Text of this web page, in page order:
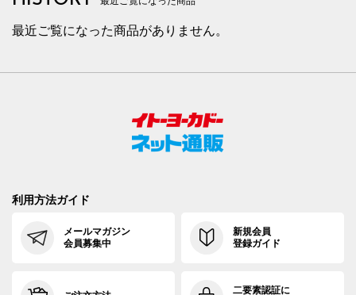
最近ご覧になった商品がありません。
利用方法ガイド
メールマガジン
会員募集中
新規会員
登録ガイド
二要素認証に